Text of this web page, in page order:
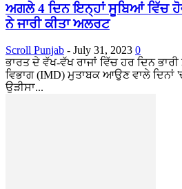
ਅਗਲੇ 4 ਦਿਨ ਇਨ੍ਹਾਂ ਸੂਬਿਆਂ ਵਿੱਚ
ਨੇ ਜਾਰੀ ਕੀਤਾ ਅਲਰਟ
Scroll Punjab - July 31, 2023 0
ਭਾਰਤ ਦੇ ਵੱਖ-ਵੱਖ ਰਾਜਾਂ ਵਿੱਚ ਹਰ ਦਿਨ
ਵਿਭਾਗ (IMD) ਮੁਤਾਬਕ ਆਉਣ ਵਾਲੇ ਦਿਨਾਂ
ਉੜੀਸਾ...